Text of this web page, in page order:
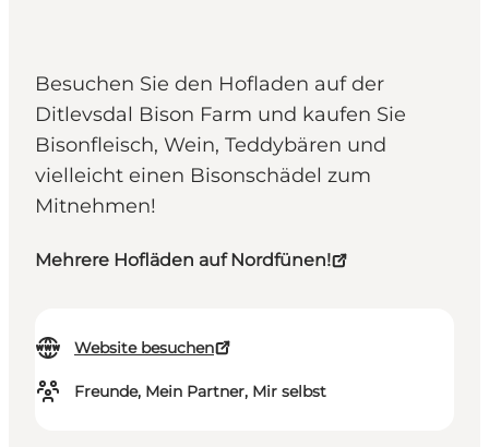
Besuchen Sie den Hofladen auf der
Ditlevsdal Bison Farm und kaufen Sie
Bisonfleisch, Wein, Teddybären und
vielleicht einen Bisonschädel zum
Mitnehmen!
Mehrere Hofläden auf Nordfünen!
Website besuchen
Freunde, Mein Partner, Mir selbst